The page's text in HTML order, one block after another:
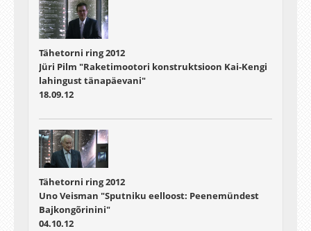
Tähetorni ring 2012
Jüri Pilm "Raketimootori konstruktsioon Kai-Kengi
lahingust tänapäevani"
18.09.12
Tähetorni ring 2012
Uno Veisman "Sputniku eelloost: Peenemündest
Bajkongõrinini"
04.10.12